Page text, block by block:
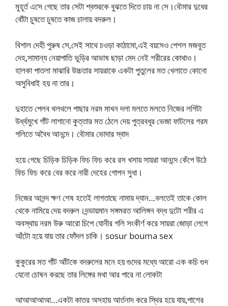
মুহূর্ত এসে গেছে তার সেটা শ্বশুরকে বুঝতে দিতে চায় না সে।বৌমার দুধের
বোঁটা চুষতে চুষতে কাজ চালায় বদরুল।
বিশাল দেহী পুরুষ সে,সেই সাথে চওড়া কাঠামো,এই বয়সেও পেশল মজবুত
দেহ,সামান্য নেয়াপাতি ভুড়ির আভাষ ছাড়া মেদ নেই শরীরের কোথাও।
হালকা পাতলা মাঝারি উচ্চতার সায়রাকে একটা পুতুলের মত খেলাতে কোনো
অসুবিধাই হয় না তার।
দুহাতে পেলব থলথলে পাছার নরম মাখন দলা মলতে মলতে নিজের লগিটা
উর্ধ্বমুখে গাঁট লাগানো কুত্তার মত ঠেলে দেয় পুত্রবধূর ভেজা ফাটলের গরম
গলিতে অবৈধ আনন্দে। বৌমার ভোদার স্বাদ
হয়ে গেছে চিড়িক চিড়িক ফিচ ফিচ করে রস খসায় সায়রা আনন্দে কেঁপে উঠে
ফিচ ফিচ করে বের করে নারী দেহের গোপন সুধা।
নিজের আনন্দ ক্ষণ শেষ হতেই লাগতাছে নামায় দ্যান…বলতেই তাকে কোল
থেকে নামিয়ে দেয় বদরুল।দন্ডায়মান সঙ্গমরত আলিঙ্গন বদ্ধ দুটো শরীর এ
অবস্থায় নরম উরু আরো চিপে যোনীর গলি সংকীর্ণ করে সায়রা জোড়া লেগে
আঁটো হয়ে যায় তার ফোঁদল চাকি। sosur bouma sex
কুকুরের মত গাঁট আঁটকে বদরুলের মনে হয় গুদের মধ্যে আরো এক কচি গুদ
যেনো চোষন করছে তার লিঙ্গের মথা আর পারে না লোকটা
আআআআআ…একটা কাতর অসহায় আর্তনাদ করে স্থির হয়ে যায়,পাশের